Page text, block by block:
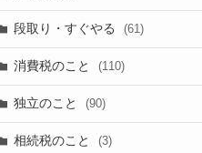
段取り・すぐやる (61)
消費税のこと (110)
独立のこと (90)
相続税のこと (3)